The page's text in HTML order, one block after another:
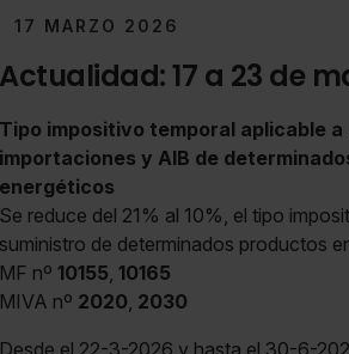
17 MARZO 2026
Actualidad: 17 a 23 de
Tipo impositivo temporal aplicable
importaciones y AIB de
energéticos
Se reduce del 21% al 10%, el tipo
suministro de determinados productos
MF nº 10155, 10165
MIVA nº 2020, 2030
Desde el 22-3-2026 y hasta el 30-6-